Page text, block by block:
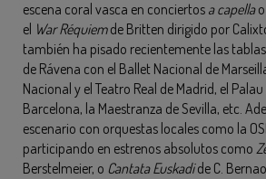
escena coral vasca en conciertos a capellao
el War Réquiemde Britten dirigido por
también ha pisado recientemente las
de Rávena con el Ballet Nacional de
Nacional y el Teatro Real de Madrid, el
Barcelona, la Maestranza de Sevilla, etc.
escenario con orquestas locales como la
participando en estrenos absolutos como
Berstelmeier, o Cantata Euskadide C.